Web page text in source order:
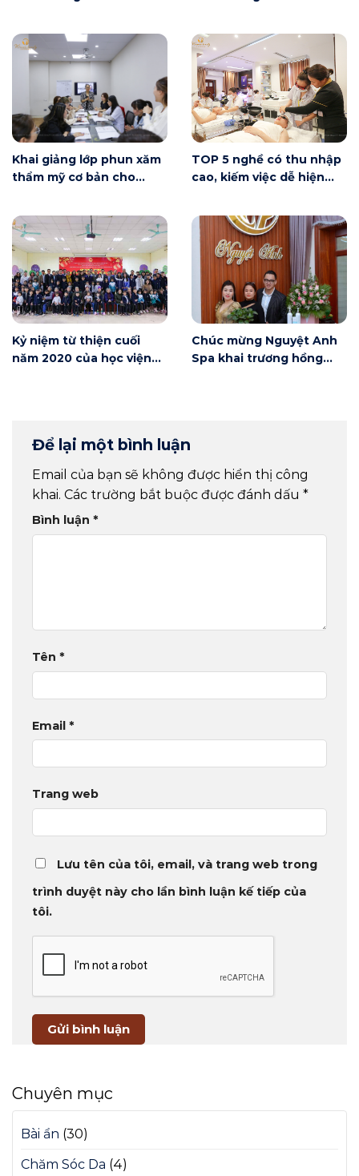
có gì?
Khai giảng lớp phun xăm
thẩm mỹ cơ bản cho
Nội
TOP 5 nghề có thu nhập
cao, kiếm việc dễ hiện
Kỷ niệm từ thiện cuối
năm 2020 của học viện
Chúc mừng Nguyệt Anh
Spa khai trương hồng
Để lại một bình luận
Email của bạn sẽ không được hiển thị công
khai. Các trường bắt buộc được đánh dấu *
Bình luận *
Tên *
Email *
Trang web
Lưu tên của tôi, email, và trang web trong
trình duyệt này cho lần bình luận kế tiếp của
tôi.
Chuyên mục
Bài ẩn (30)
Chăm Sóc Da (4)